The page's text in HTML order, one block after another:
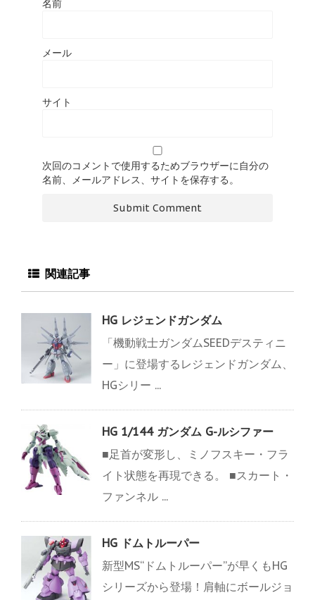
名前
メール
サイト
次回のコメントで使用するためブラウザーに自分の
名前、メールアドレス、サイトを保存する。
関連記事
HG レジェンドガンダム
「機動戦士ガンダムSEEDデスティニ
ー」に登場するレジェンドガンダム、
HGシリー ...
HG 1/144 ガンダム G-ルシファー
■足首が変形し、ミノフスキー・フラ
イト状態を再現できる。 ■スカート・
ファンネル ...
HG ドムトルーパー
新型MS“ドムトルーパー”が早くもHG
シリーズから登場！肩軸にボールジョ